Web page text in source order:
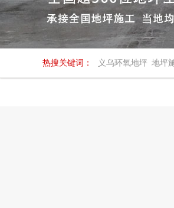
热搜关键词： 义乌环氧地坪 地坪